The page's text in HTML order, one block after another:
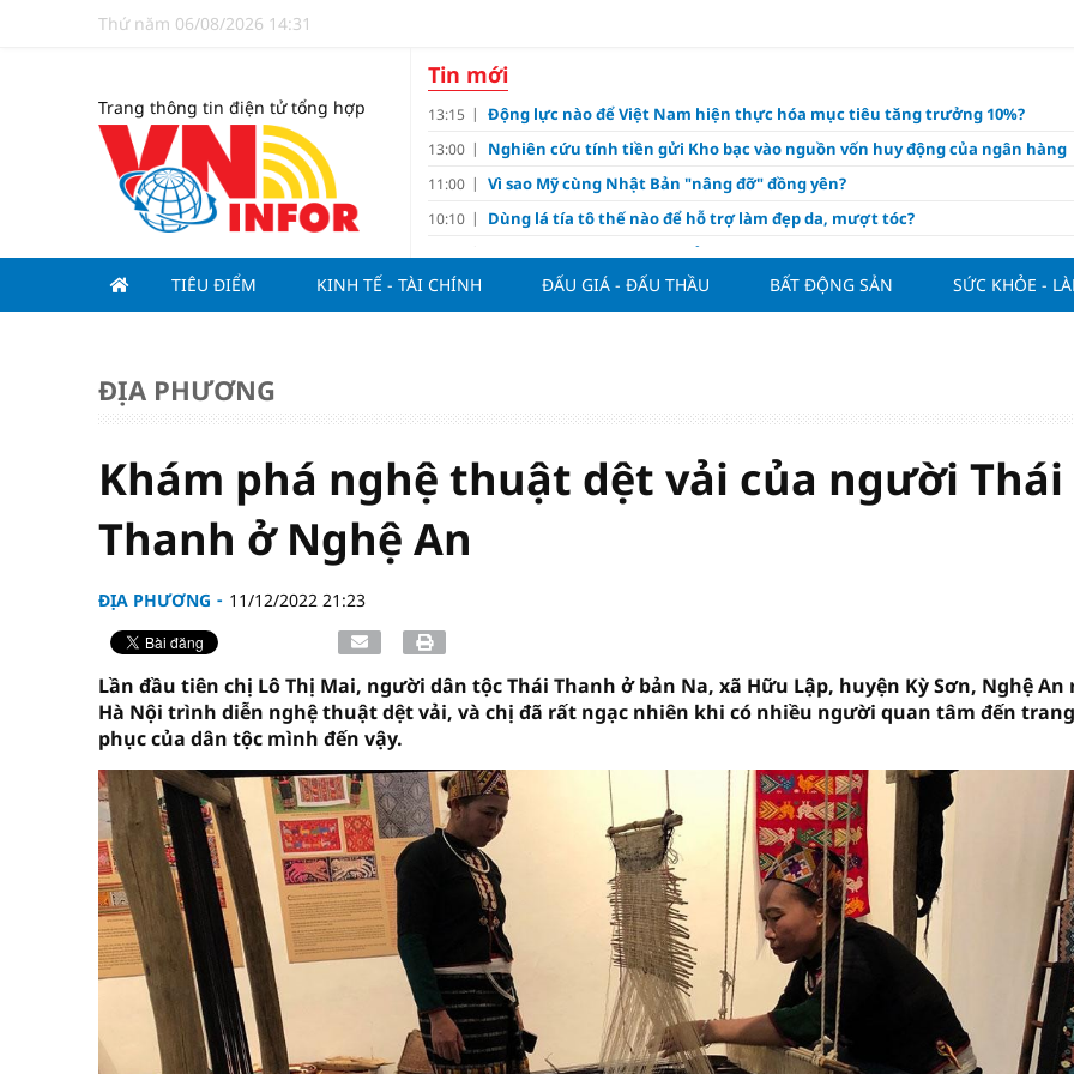
Thứ năm 06/08/2026 14:31
Trang thông tin điện tử tổng hợp
Tin mới
13:15 Động lực nào để Việt Nam hiện thực hóa mục tiêu tăng trưởng 10%?
13:00 Nghiên cứu tính tiền gửi Kho bạc vào nguồn vốn huy động của ngân hàng
11:00 Vì sao Mỹ cùng Nhật Bản "nâng đỡ" đồng yên?
10:10 Dùng lá tía tô thế nào để hỗ trợ làm đẹp da, mượt tóc?
10:10 Giá vàng hôm nay 6/8: "Nhảy vọt" sau một đêm
10:07
Tuyển Việt Nam tính bài toán xoay tua tại ASEAN Cup 2026 và màn đáp trả
nảy lửa của Hoàng Hên
07:15 Kim cương giảm giá sập sàn, chấp nhận lỗ nặng vẫn khó thoát hàng
TIÊU ĐIỂM KINH TẾ - TÀI CHÍNH ĐẤU GIÁ - ĐẤU THẦU BẤT ĐỘNG SẢN SỨC KHỎE -
ĐỊA PHƯƠNG
Khám phá nghệ thuật dệt vải của người Thái
Thanh ở Nghệ An
ĐỊA PHƯƠNG 11/12/2022 21:23
Lần đầu tiên chị Lô Thị Mai, người dân tộc Thái Thanh ở bản Na, xã Hữu Lập, huyện Kỳ Sơn, Nghệ An
Hà Nội trình diễn nghệ thuật dệt vải, và chị đã rất ngạc nhiên khi có nhiều người quan tâm đến trang
phục của dân tộc mình đến vậy.